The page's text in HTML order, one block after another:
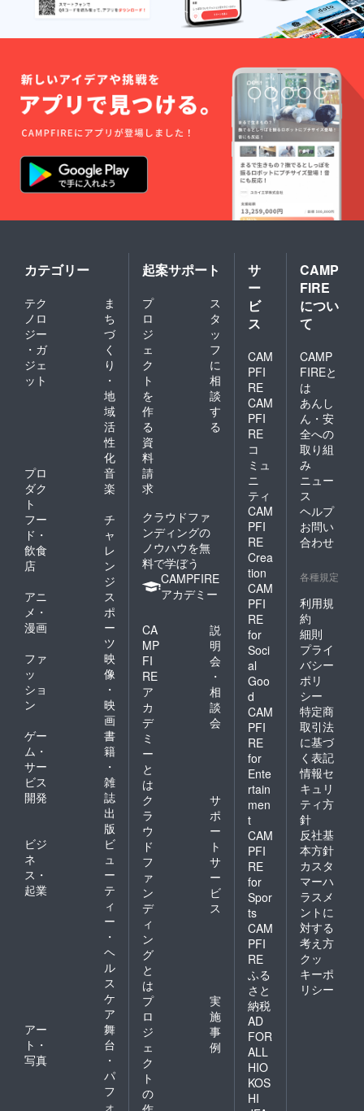
カテゴリー
テク
ノロ
ジー
・ガ
ジェ
ット
ま
ち
づ
く
り
・
地
域
活
性
化
プロ
ダク
ト
音
楽
フー
ド・
飲食
店
チ
ャ
レ
ン
ジ
アニ
メ・
漫画
ス
ポ
ー
ツ
ファ
ッ
ショ
ン
映
像
・
映
画
ゲー
ム・
サー
ビス
開発
書
籍
・
雑
誌
出
版
ビジ
ネ
ス・
起業
ビ
ュ
ー
テ
ィ
ー
・
ヘ
ル
ス
ケ
ア
アー
ト・
写真
舞
台
・
パ
フ
ォ
起案サポート
プ
ロ
ジ
ェ
ク
ト
を
作
る
ス
タ
ッ
フ
に
相
談
す
る
資
料
請
求
クラウドファ
ンディングの
ノウハウを無
料で学ぼう
CAMPFIRE
アカデミー
CA
MP
FI
RE
ア
カ
デ
ミ
ー
と
は
説
明
会
・
相
談
会
ク
ラ
ウ
ド
フ
ァ
ン
デ
ィ
ン
グ
と
は
サ
ポ
ー
ト
サ
ー
ビ
ス
プ
ロ
ジ
ェ
ク
ト
の
実
施
事
例
サ
ー
ビ
ス
CAM
PFI
RE
CAM
PFI
RE
コ
ミュ
ニ
ティ
CAM
PFI
RE
Crea
tion
CAM
PFI
RE
for
Soci
al
Goo
d
CAM
PFI
RE
for
Ente
rtain
men
t
CAM
PFI
RE
for
Spor
ts
CAM
PFI
RE
ふる
さと
納税
AD
FOR
ALL
HIO
KOS
HI
CAMP
FIRE
につい
て
CAMP
FIREと
は
あんし
ん・安
全への
取り組
み
ニュー
ス
ヘルプ
お問い
合わせ
各種規定
利用規
約
細則
プライ
バシー
ポリ
シー
特定商
取引法
に基づ
く表記
情報セ
キュリ
ティ方
針
反社基
本方針
カスタ
マーハ
ラスメ
ントに
対する
考え方
クッ
キーポ
リシー